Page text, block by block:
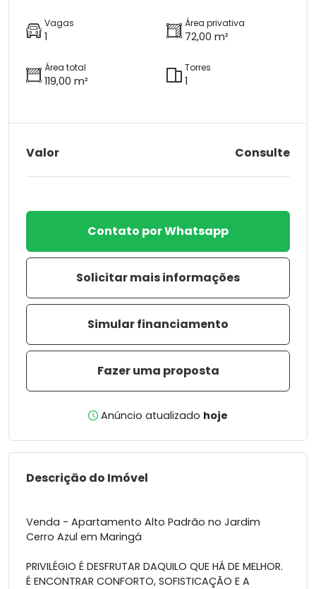
Vagas
1
Área privativa
72,00 m²
Área total
119,00 m²
Torres
1
Valor Consulte
Contato por Whatsapp
Solicitar mais informações
Simular financiamento
Fazer uma proposta
Anúncio atualizado hoje
Descrição do Imóvel
Venda - Apartamento Alto Padrão no Jardim
Cerro Azul em Maringá
PRIVILÉGIO É DESFRUTAR DAQUILO QUE HÁ DE MELHOR.
É ENCONTRAR CONFORTO, SOFISTICAÇÃO E A